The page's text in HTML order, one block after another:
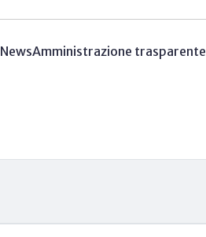
NewsAmministrazione trasparente